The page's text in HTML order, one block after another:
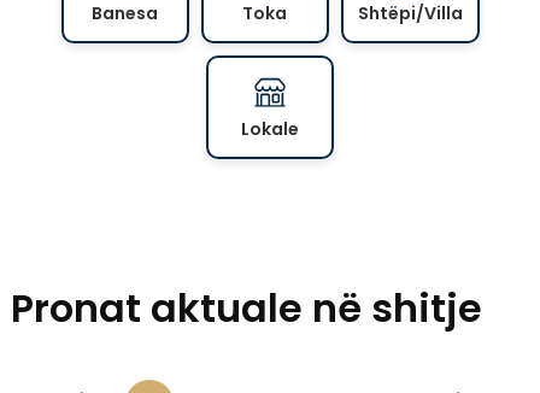
Banesa Toka Shtëpi/Villa
Lokale
Pronat aktuale në shitje